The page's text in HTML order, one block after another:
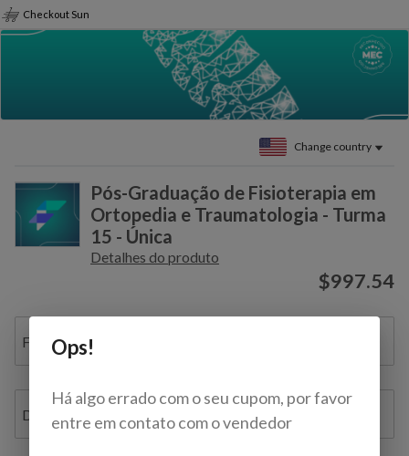
Checkout Sun
Change country
Pós-Graduação de Fisioterapia em
Ortopedia e Traumatologia - Turma
15 - Única
Detalhes do produto
$997.54
Full name
Document ID / VAT / TAX ID / Bil. de Identidade
Ops!
Há algo errado com o seu cupom, por favor
entre em contato com o vendedor